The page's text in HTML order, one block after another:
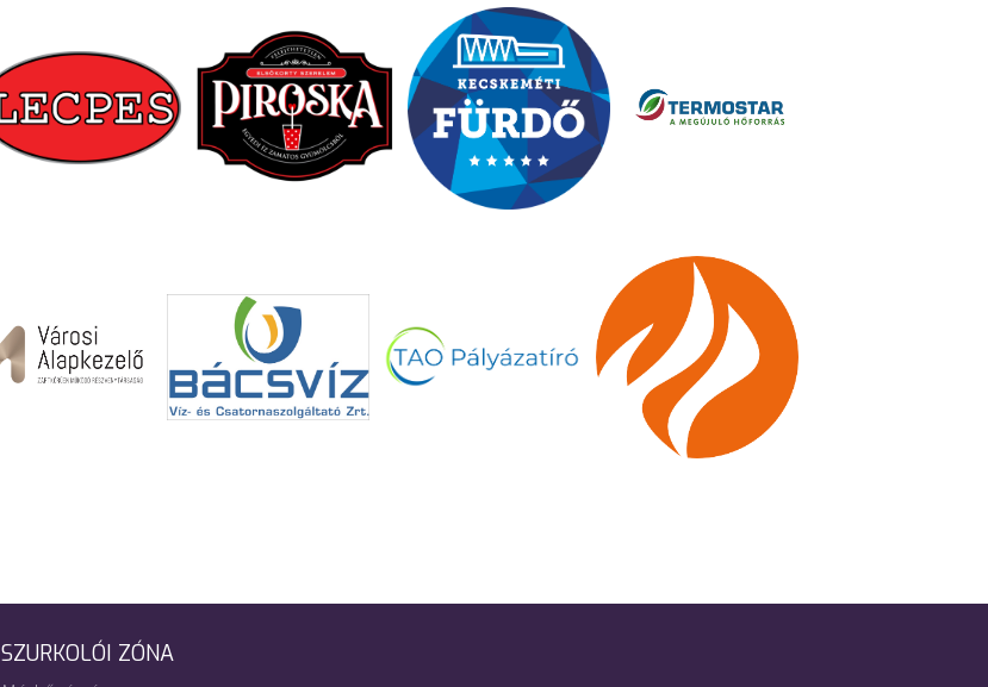
SZURKOLÓI ZÓNA